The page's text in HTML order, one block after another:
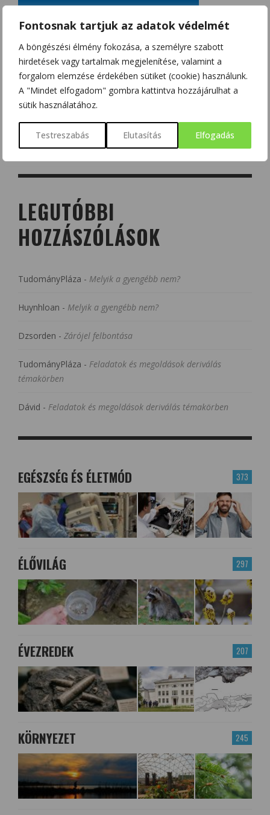
Fontosnak tartjuk az adatok védelmét
A böngészési élmény fokozása, a személyre szabott
hirdetések vagy tartalmak megjelenítése, valamint a
forgalom elemzése érdekében sütiket (cookie) használunk.
A "Mindet elfogadom" gombra kattintva hozzájárulhat a
sütik használatához.
Testreszabás Elutasítás Elfogadás
LEGUTÓBBI
HOZZÁSZÓLÁSOK
TudományPláza - Melyik a gyengébb nem?
Huynhloan - Melyik a gyengébb nem?
Dzsorden - Zárójel felbontása
TudományPláza - Feladatok és megoldások deriválás
témakörben
Dávid - Feladatok és megoldások deriválás témakörben
373
EGÉSZSÉG ÉS ÉLETMÓD
297
ÉLŐVILÁG
207
ÉVEZREDEK
245
KÖRNYEZET